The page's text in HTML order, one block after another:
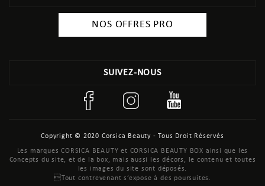
NOS OFFRES PRO
SUIVEZ-NOUS
Copyright © 2020 Corsica Beauty - Tous Droit Réservés
Les marques CORSICA BEAUTY et CORSICA BEAUTY BOX ainsi que les
Concepts du site, et de la box, mais aussi les décors, le contenu et toutes
les images du site sont déposés.
Tout contrevenant s’expose à des poursuites.